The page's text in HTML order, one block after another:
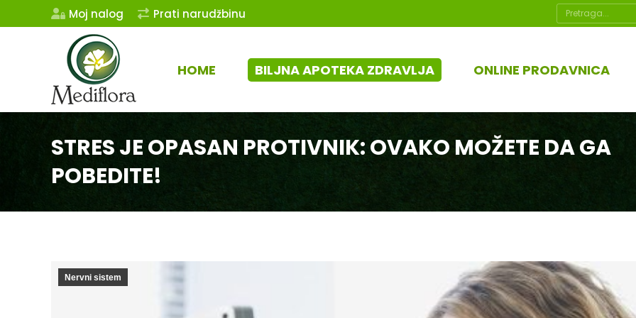
Moj nalog Prati narudžbinu Search:
HOME BILJNA APOTEKA ZDRAVLJA ONLINE PRODAVNICA
STRES JE OPASAN PROTIVNIK: OVAKO MOŽETE DA GA
POBEDITE!
Nervni sistem